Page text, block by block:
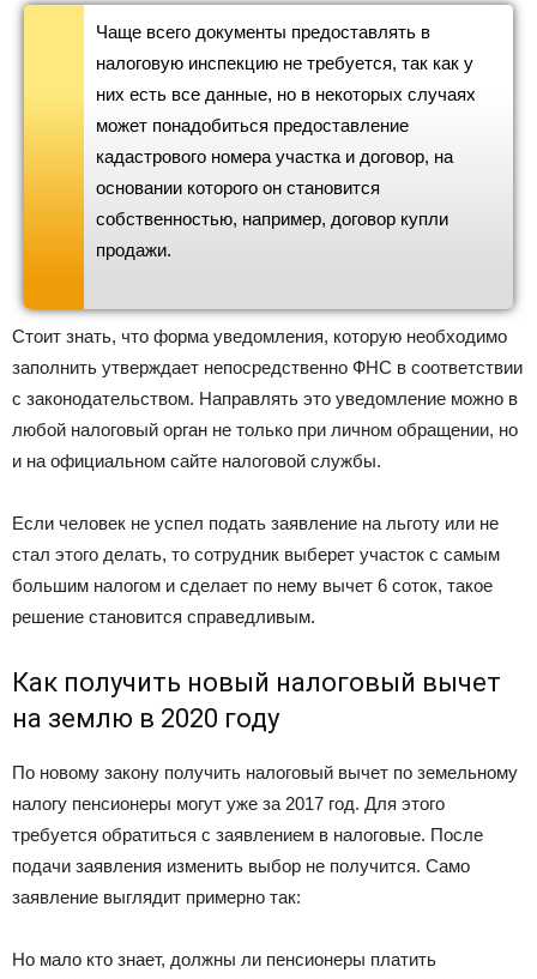
Чаще всего документы предоставлять в
налоговую инспекцию не требуется, так как у
них есть все данные, но в некоторых случаях
может понадобиться предоставление
кадастрового номера участка и договор, на
основании которого он становится
собственностью, например, договор купли
продажи.
Стоит знать, что форма уведомления, которую необходимо
заполнить утверждает непосредственно ФНС в соответствии
с законодательством. Направлять это уведомление можно в
любой налоговый орган не только при личном обращении, но
и на официальном сайте налоговой службы.
Если человек не успел подать заявление на льготу или не
стал этого делать, то сотрудник выберет участок с самым
большим налогом и сделает по нему вычет 6 соток, такое
решение становится справедливым.
Как получить новый налоговый вычет
на землю в 2020 году
По новому закону получить налоговый вычет по земельному
налогу пенсионеры могут уже за 2017 год. Для этого
требуется обратиться с заявлением в налоговые. После
подачи заявления изменить выбор не получится. Само
заявление выглядит примерно так:
Но мало кто знает, должны ли пенсионеры платить